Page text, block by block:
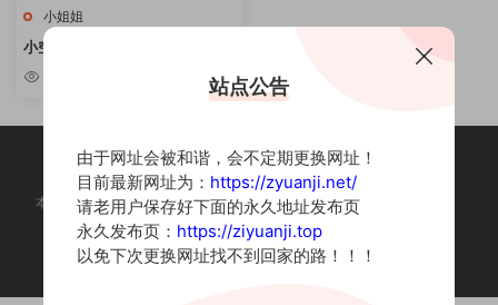
小姐姐
小空sora – 可爱妹子写真合集 [持
续更新]
4.55w
本站为摄影写真图片网站，内容来自网络收集整理，仅作个人学习使用。
如有违法内容请联系删除
Copyright © 2022 资源集
站点公告
由于网址会被和谐，会不定期更换网址！
目前最新网址为： https://zyuanji.net/
请老用户保存好下面的永久地址发布页
永久发布页： https://ziyuanji.top
以免下次更换网址找不到回家的路！！！